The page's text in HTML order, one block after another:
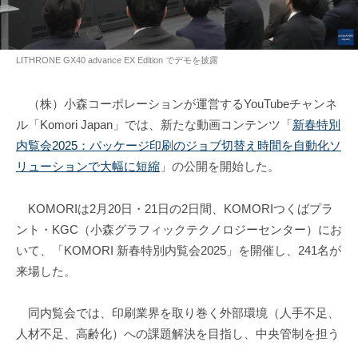
LITHRONE GX40 advance EX Edition でデモを披露
（株）小森コーポレーションが運営するYouTubeチャンネ
ル「Komori Japan」では、新たな動画コンテンツ「新春特別
内覧会2025：パッケージ印刷のジョブ切替え時間を自動化ソ
リューションで大幅に短縮 」の公開を開始した。
KOMORIは2月20日・21日の2日間、KOMORIつくばプラ
ント・KGC（小森グラフィックテクノロジーセンター）にお
いて、「KOMORI 新春特別内覧会2025」を開催し、241名が
来場した。
同内覧会では、印刷業界を取り巻く外部環境（人手不足、
人材不足、高齢化）への課題解決を目指し、中央管制を担う